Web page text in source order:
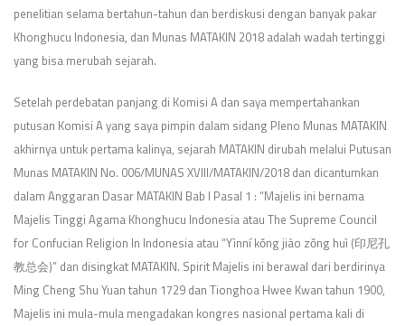
penelitian selama bertahun-tahun dan berdiskusi dengan banyak pakar
Khonghucu Indonesia, dan Munas MATAKIN 2018 adalah wadah tertinggi
yang bisa merubah sejarah.
Setelah perdebatan panjang di Komisi A dan saya mempertahankan
putusan Komisi A yang saya pimpin dalam sidang Pleno Munas MATAKIN
akhirnya untuk pertama kalinya, sejarah MATAKIN dirubah melalui Putusan
Munas MATAKIN No. 006/MUNAS XVIII/MATAKIN/2018 dan dicantumkan
dalam Anggaran Dasar MATAKIN Bab I Pasal 1 : “Majelis ini bernama
Majelis Tinggi Agama Khonghucu Indonesia atau The Supreme Council
for Confucian Religion In Indonesia atau “Yìnní kǒng jiào zǒng huì (印尼孔
教总会)” dan disingkat MATAKIN. Spirit Majelis ini berawal dari berdirinya
Ming Cheng Shu Yuan tahun 1729 dan Tionghoa Hwee Kwan tahun 1900,
Majelis ini mula-mula mengadakan kongres nasional pertama kali di